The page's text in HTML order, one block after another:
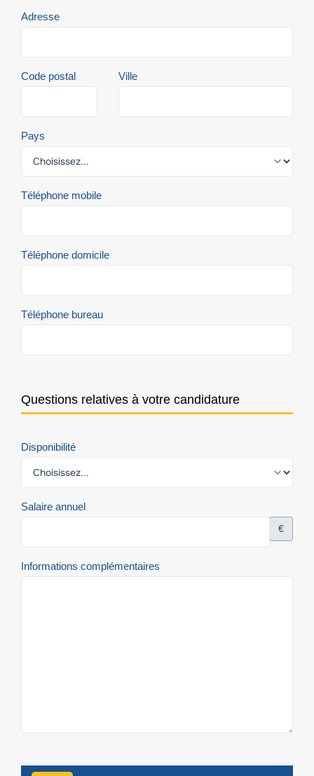
Adresse
Code postal Ville
Pays
Téléphone mobile
Téléphone domicile
Téléphone bureau
Questions relatives à votre candidature
Disponibilité
Salaire annuel
€
Informations complémentaires